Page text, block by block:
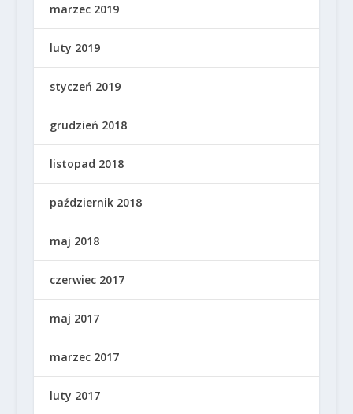
marzec 2019
luty 2019
styczeń 2019
grudzień 2018
listopad 2018
październik 2018
maj 2018
czerwiec 2017
maj 2017
marzec 2017
luty 2017